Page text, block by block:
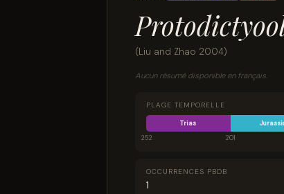
(Liu and Zhao 2004)
Aucun résumé disponible en français.
PLAGE TEMPORELLE
Trias
252
201
OCCURRENCES PBDB
1